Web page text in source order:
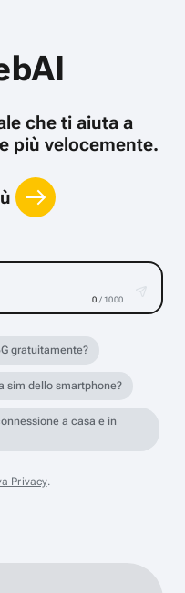
che ti aiuta a
più velocemente.
0 / 1000
gratuitamente?
sim dello smartphone?
a casa e in
Privacy.